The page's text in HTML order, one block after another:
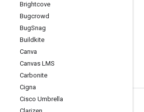
Brightcove
Bugcrowd
BugSnag
Buildkite
Canva
Canvas LMS
Carbonite
Cigna
Cisco Umbrella